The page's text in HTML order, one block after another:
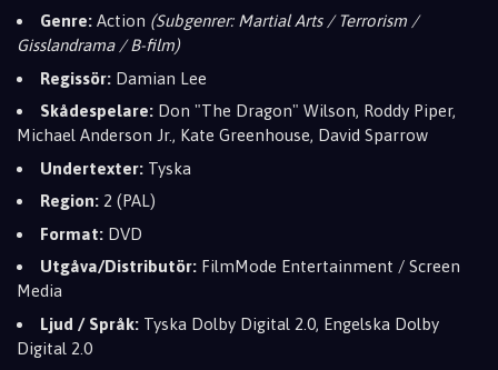
Genre: Action (Subgenrer: Martial Arts / Terrorism /
Gisslandrama / B-film)
Regissör: Damian Lee
Skådespelare: Don "The Dragon" Wilson, Roddy Piper,
Michael Anderson Jr., Kate Greenhouse, David Sparrow
Undertexter: Tyska
Region: 2 (PAL)
Format: DVD
Utgåva/Distributör: FilmMode Entertainment / Screen
Media
Ljud / Språk: Tyska Dolby Digital 2.0, Engelska Dolby
Digital 2.0